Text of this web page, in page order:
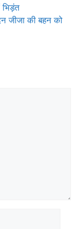
भिड़ंत
जीजा की बहन को